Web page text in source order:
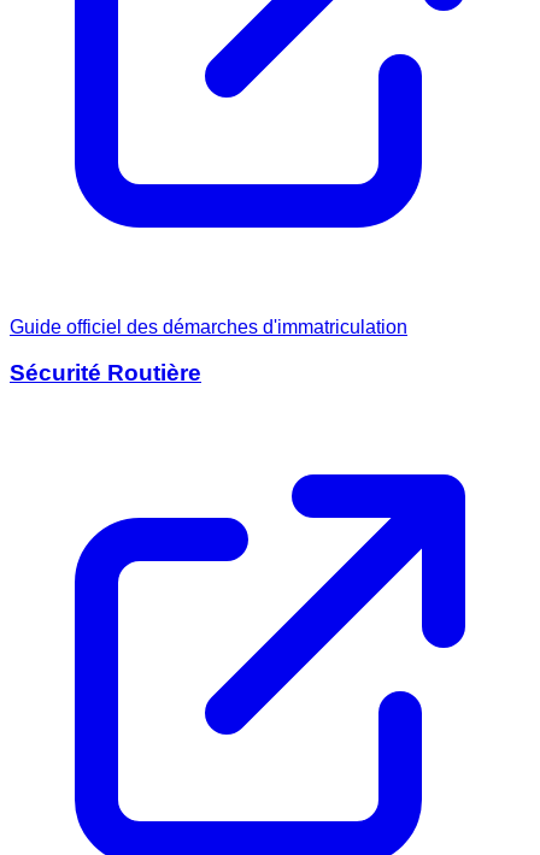
Guide officiel des démarches d'immatriculation
Sécurité Routière